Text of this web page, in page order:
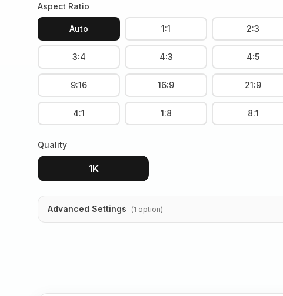
Aspect Ratio
Auto 1:1 2:3
3:4 4:3 4:5
9:16 16:9 21:9
4:1 1:8 8:1
Quality
1K
Advanced Settings (1 option)